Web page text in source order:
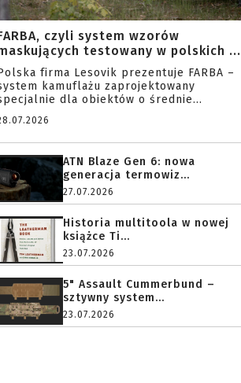
czyli system wzorów
testowany w polskich ...
firma Lesovik prezentuje FARBA –
kamuflażu zaprojektowany
dla obiektów o średnie...
ATN Blaze Gen 6: nowa
generacja termowiz...
27.07.2026
Historia multitoola w nowej
książce Ti...
23.07.2026
5" Assault Cummerbund –
sztywny system...
23.07.2026